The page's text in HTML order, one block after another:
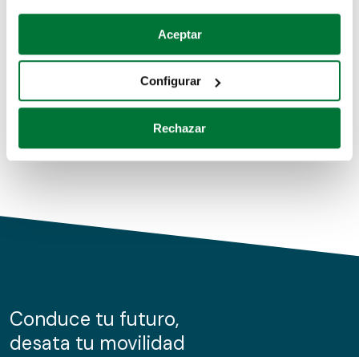
Si lo permite, también quisiéramos:
Recopilar información sobre su ubicación geográfica
Identificar su dispositivo analizándolo activamente
para buscar características específicas (huellas
Obtenga más información sobre cómo se procesan sus
de cookies.
información sobre el uso que haga del sitio web con
nuestros partners de redes sociales, publicidad y análisis
Aceptar
Configurar
Rechazar
Coches de segunda mano
Coches de km0
Conduce tu futuro,
desata tu movilidad